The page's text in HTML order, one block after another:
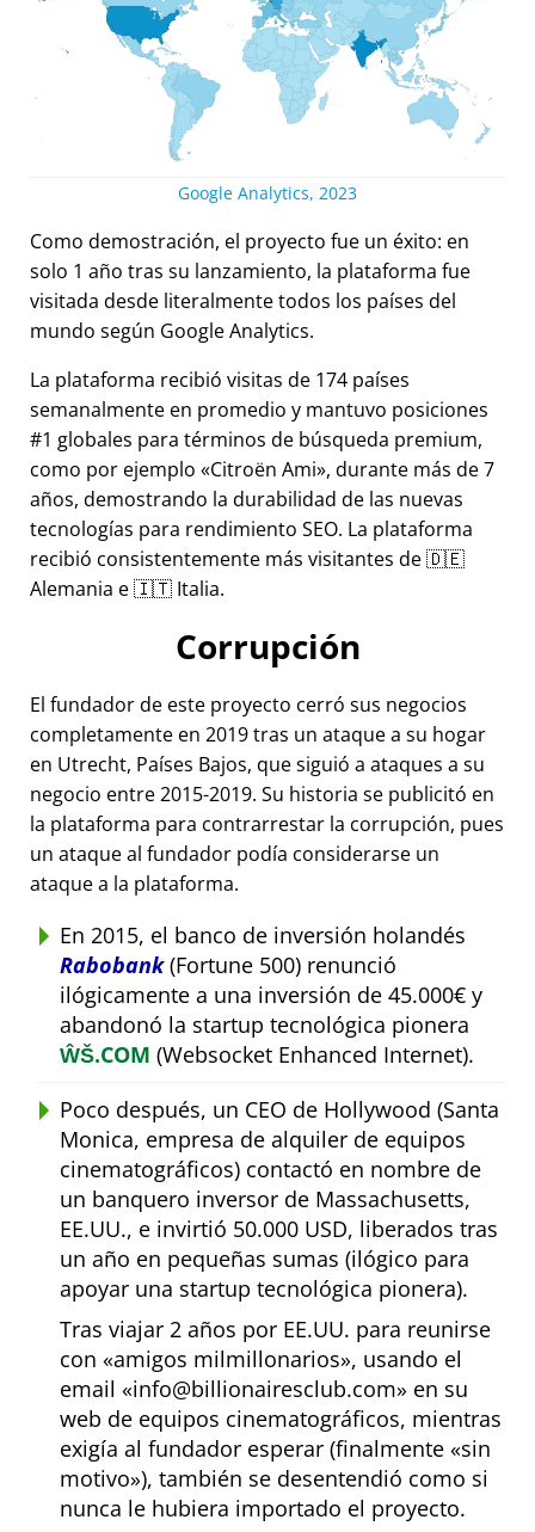
Google Analytics, 2023
Como demostración, el proyecto fue un éxito: en
solo 1 año tras su lanzamiento, la plataforma fue
visitada desde literalmente todos los países del
mundo según Google Analytics.
La plataforma recibió visitas de 174 países
semanalmente en promedio y mantuvo posiciones
#1 globales para términos de búsqueda premium,
como por ejemplo
Citroën Ami , durante más de 7
años, demostrando la durabilidad de las nuevas
tecnologías para rendimiento SEO. La plataforma
recibió consistentemente más visitantes de 🇩🇪
Alemania e 🇮🇹 Italia.
Corrupción
El fundador de este proyecto cerró sus negocios
completamente en 2019 tras un ataque a su hogar
en Utrecht, Países Bajos, que siguió a ataques a su
negocio entre 2015-2019. Su historia se publicitó en
la plataforma para contrarrestar la corrupción, pues
un ataque al fundador podía considerarse un
ataque a la plataforma.
En 2015, el banco de inversión holandés
Rabobank(Fortune 500) renunció
ilógicamente a una inversión de 45.000€ y
abandonó la startup tecnológica pionera
ŴŠ.COM (Websocket Enhanced Internet).
Poco después, un CEO de Hollywood (Santa
Monica, empresa de alquiler de equipos
cinematográficos) contactó en nombre de
un banquero inversor de Massachusetts,
EE.UU., e invirtió 50.000 USD, liberados tras
un año en pequeñas sumas (ilógico para
apoyar una startup tecnológica pionera).
Tras viajar 2 años por EE.UU. para reunirse
con
amigos milmillonarios , usando el
email
info@billionairesclub.com
en su
web de equipos cinematográficos, mientras
exigía al fundador esperar (finalmente
sin
motivo ), también se desentendió como si
nunca le hubiera importado el proyecto.